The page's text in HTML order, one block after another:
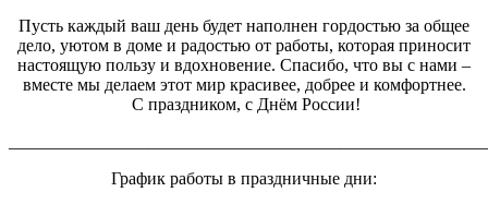
Пусть каждый ваш день будет наполнен гордостью за общее
дело, уютом в доме и радостью от работы, которая приносит
настоящую пользу и вдохновение. Спасибо, что вы с нами –
вместе мы делаем этот мир красивее, добрее и комфортнее.
С праздником, с Днём России!
График работы в праздничные дни: